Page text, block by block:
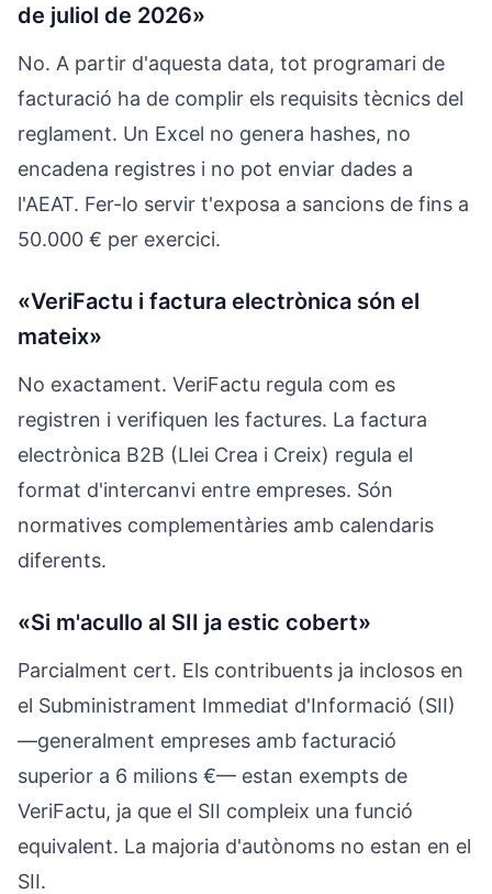
de juliol de 2026»
No. A partir d'aquesta data, tot programari de
facturació ha de complir els requisits tècnics del
reglament. Un Excel no genera hashes, no
encadena registres i no pot enviar dades a
l'AEAT. Fer-lo servir t'exposa a sancions de fins a
50.000 € per exercici.
«VeriFactu i factura electrònica són el
mateix»
No exactament. VeriFactu regula com es
registren i verifiquen les factures. La factura
electrònica B2B (Llei Crea i Creix) regula el
format d'intercanvi entre empreses. Són
normatives complementàries amb calendaris
diferents.
«Si m'acullo al SII ja estic cobert»
Parcialment cert. Els contribuents ja inclosos en
el Subministrament Immediat d'Informació (SII)
—generalment empreses amb facturació
superior a 6 milions €— estan exempts de
VeriFactu, ja que el SII compleix una funció
equivalent. La majoria d'autònoms no estan en el
SII.